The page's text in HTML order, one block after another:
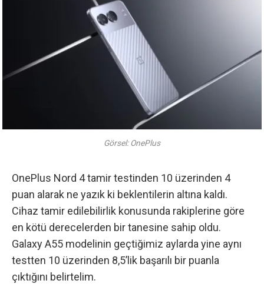
Görsel: OnePlus
OnePlus Nord 4 tamir testinden 10 üzerinden 4
puan alarak ne yazık ki beklentilerin altına kaldı.
Cihaz tamir edilebilirlik konusunda rakiplerine göre
en kötü derecelerden bir tanesine sahip oldu.
Galaxy A55 modelinin geçtiğimiz aylarda yine aynı
testten 10 üzerinden 8,5’lik başarılı bir puanla
çıktığını belirtelim.